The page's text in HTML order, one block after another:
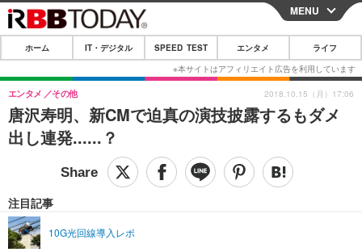
CLOSE
ホーム
IT・デジタル
IT・デジタルTOP スマートフォン
ショッピング その他
SPEED TEST
エンタメTOP 映画・ドラマ
ライフTOP
リリース一覧
MENU
ホーム IT・デジタル SPEED TEST エンタメ ライフ
唐沢寿明、新CMで迫真の演技披露するもダメ
出し連発......？
エンタメ その他
注目記事
10G光回線導入レポ
2018.10.15（月）17:06